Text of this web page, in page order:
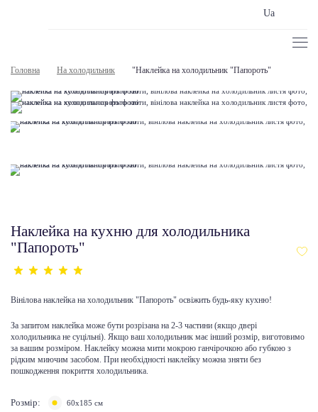
Ua
Головна На холодильник "Наклейка на холодильник "Папороть"
Наклейка на кухню для холодильника
"Папороть"
Вінілова наклейка на холодильник "Папороть" освіжить будь-яку кухню!
За запитом наклейка може бути розрізана на 2-3 частини (якщо двері
холодильника не суцільні). Якщо ваш холодильник має інший розмір, виготовимо
за вашим розміром. Наклейку можна мити мокрою ганчірочкою або губкою з
рідким миючим засобом. При необхідності наклейку можна зняти без
пошкодження покриття холодильника.
Розмір: 60x185 см